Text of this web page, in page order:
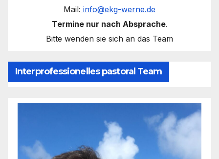
Mail: info@ekg-werne.de
Termine nur nach Absprache.
Bitte wenden sie sich an das Team
Interprofessionelles pastoral Team